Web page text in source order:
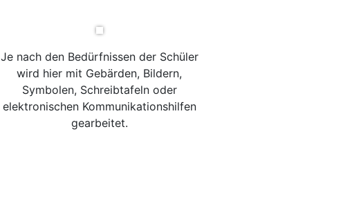
Je nach den Bedürfnissen der Schüler
wird hier mit Gebärden, Bildern,
Symbolen, Schreibtafeln oder
elektronischen Kommunikationshilfen
gearbeitet.